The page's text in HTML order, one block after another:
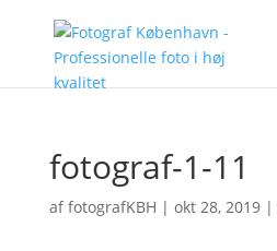
fotograf-1-11
affotografKBH | okt 28, 2019|